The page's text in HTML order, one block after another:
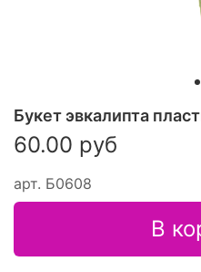
арт. Б0608
Букет эвкалипта
60.00 руб
В